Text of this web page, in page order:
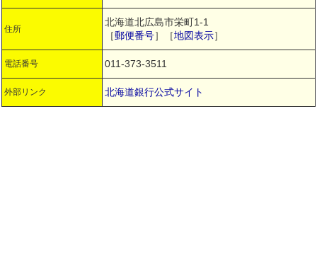
住所
北海道北広島市栄町1-1
［郵便番号］［地図表示］
電話番号 011-373-3511
外部リンク 北海道銀行公式サイト